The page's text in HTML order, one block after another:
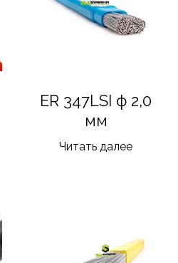
ER 347LSI ф 2,0
мм
Читать далее